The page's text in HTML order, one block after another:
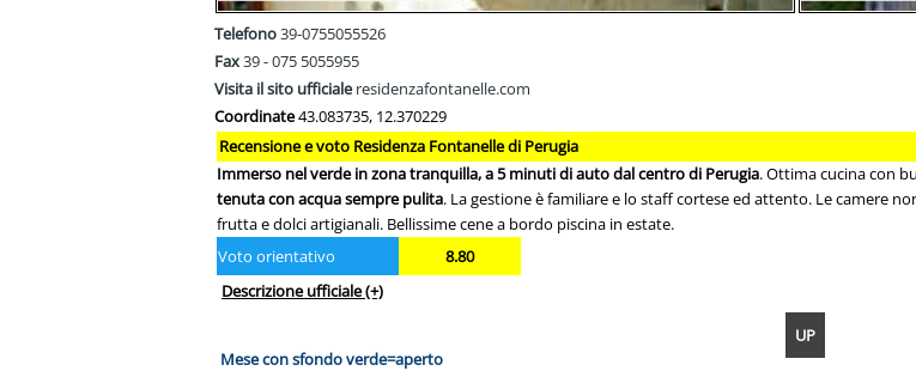
UP
Telefono39-0755055526
Fax39 - 075 5055955
Visita il sito ufficialeresidenzafontanelle.com
Coordinate43.083735, 12.370229
Recensione e voto Residenza Fontanelle di Perugia
Immerso nel verde in zona tranquilla, a 5 minuti di auto dal centro di Perugia. Ottima cucina con
tenuta con acqua sempre pulita. La gestione è familiare e lo staff cortese ed attento. Le camere
frutta e dolci artigianali. Bellissime cene a bordo piscina in estate.
Voto orientativo
8.80
Descrizione ufficiale(+)
Mese con sfondo verde=aperto